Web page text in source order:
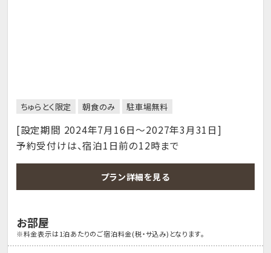
ちゅらとく限定 朝食のみ 駐車場無料
[設定期間 2024年7月16日～2027年3月31日]
予約受付けは、宿泊1日前の12時まで
プラン詳細を見る
お部屋
※料金表示は1泊あたりのご宿泊料金(税・サ込み)となります。